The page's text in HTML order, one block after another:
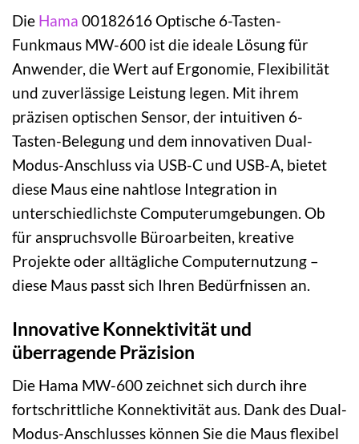
Die Hama 00182616 Optische 6-Tasten-
Funkmaus MW-600 ist die ideale Lösung für
Anwender, die Wert auf Ergonomie, Flexibilität
und zuverlässige Leistung legen. Mit ihrem
präzisen optischen Sensor, der intuitiven 6-
Tasten-Belegung und dem innovativen Dual-
Modus-Anschluss via USB-C und USB-A, bietet
diese Maus eine nahtlose Integration in
unterschiedlichste Computerumgebungen. Ob
für anspruchsvolle Büroarbeiten, kreative
Projekte oder alltägliche Computernutzung –
diese Maus passt sich Ihren Bedürfnissen an.
Innovative Konnektivität und
überragende Präzision
Die Hama MW-600 zeichnet sich durch ihre
fortschrittliche Konnektivität aus. Dank des Dual-
Modus-Anschlusses können Sie die Maus flexibel